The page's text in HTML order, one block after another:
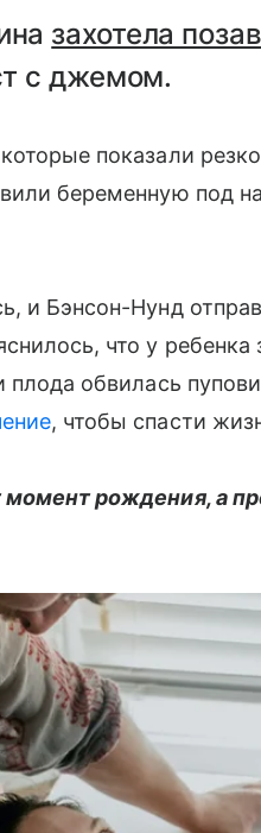
захотела
с джемом.
показали
беременную под
и Бэнсон-Нунд
что у
плода обвилась
, чтобы спасти
момент рождения, а